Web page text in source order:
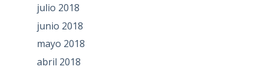
julio 2018
junio 2018
mayo 2018
abril 2018